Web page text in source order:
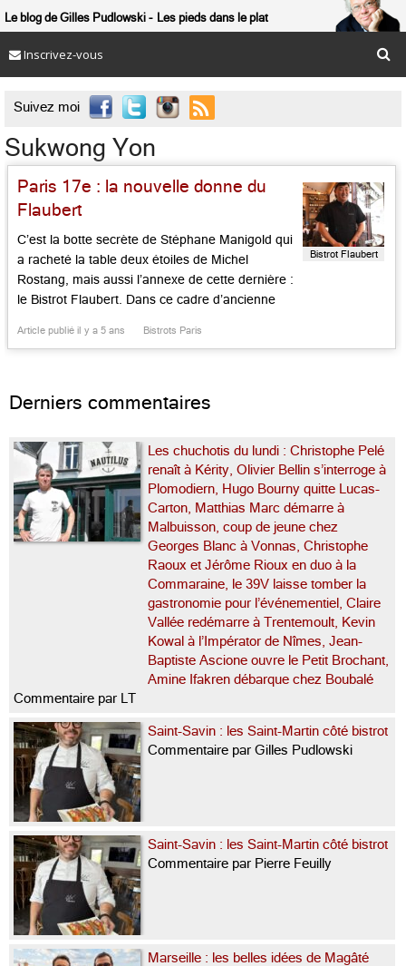
Le blog de Gilles Pudlowski Les pieds dans le plat
Inscrivez-vous
Suivez moi 
Sukwong Yon
Paris 17e : la nouvelle donne du
Flaubert
C’est la botte secrète de Stéphane Manigold qui
a racheté la table deux étoiles de Michel
Rostang, mais aussi l’annexe de cette dernière :
le Bistrot Flaubert. Dans ce cadre d’ancienne
gourmand façon 1900, il a placé le chef coréen
Article publié il y a 5 ans Bistrots Paris
Bistrot Flaubert
Derniers commentaires
Les chuchotis du lundi : Christophe Pelé
renaît à Kérity, Olivier Bellin s’interroge à
Plomodiern, Hugo Bourny quitte Lucas-
Carton, Matthias Marc démarre à
Malbuisson, coup de jeune chez
Georges Blanc à Vonnas, Christophe
Raoux et Jérôme Rioux en duo à la
Commaraine, le 39V laisse tomber la
gastronomie pour l’événementiel, Claire
Vallée redémarre à Trentemoult, Kevin
Kowal à l’Impérator de Nîmes, Jean-
Baptiste Ascione ouvre le Petit Brochant,
Amine Ifakren débarque chez Boubalé
Commentaire par LT
Saint-Savin : les Saint-Martin côté bistrot
Commentaire par Gilles Pudlowski
Saint-Savin : les Saint-Martin côté bistrot
Commentaire par Pierre Feuilly
Marseille : les belles idées de Magâté